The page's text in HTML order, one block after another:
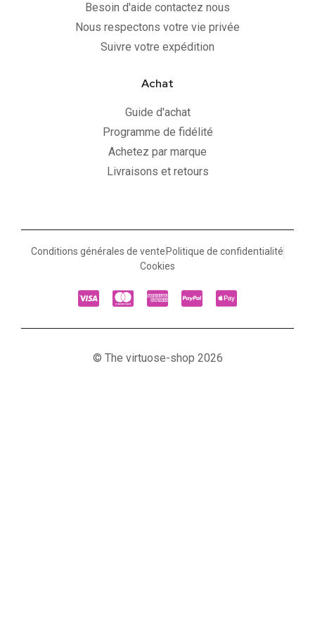
Besoin d'aide contactez nous
Nous respectons votre vie privée
Suivre votre expédition
Achat
Guide d'achat
Programme de fidélité
Achetez par marque
Livraisons et retours
Conditions générales de vente Politique de confidentialité
Cookies
© The virtuose-shop 2026